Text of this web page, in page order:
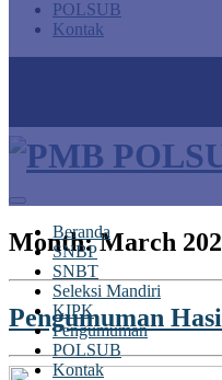
POLSUB
Kontak
Beranda
SNBP
SNBT
Seleksi Mandiri
KIPK
Pengumuman
POLSUB
Kontak
Month:March
Pengumuman